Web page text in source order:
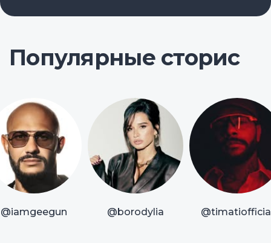
Популярные сторис
@iamgeegun @borodylia